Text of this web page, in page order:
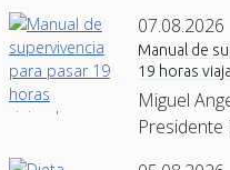
07.08.2026
Manual de
19 horas
Miguel
Presidente